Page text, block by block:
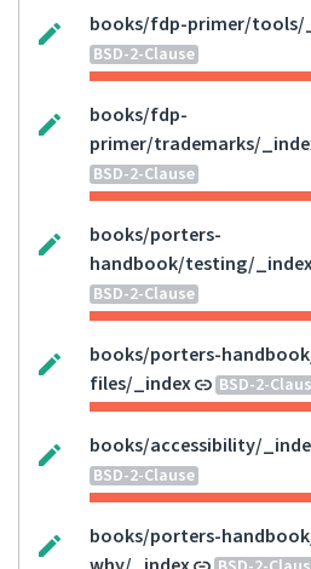
books/fdp-primer/tools/
BSD-2-Clause
books/fdp-
primer/trademarks/
BSD-2-Clause
books/porters-
handbook/testing/
BSD-2-Clause
books/porters-
files/_index
BSD-2-
books/accessibility/
BSD-2-Clause
books/porters-